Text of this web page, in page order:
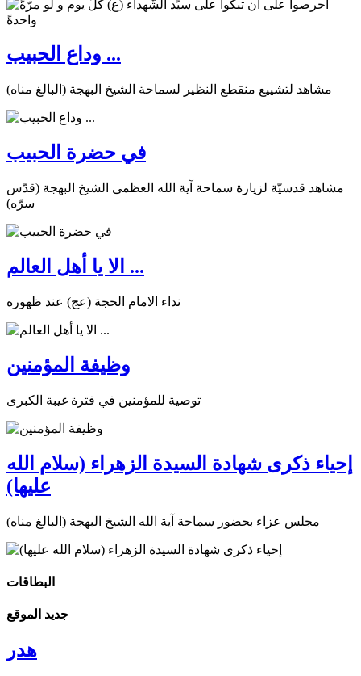
وداع الحبيب ...
مشاهد لتشييع منقطع النظير لسماحة الشيخ البهجة (البالغ مناه)
في حضرة الحبيب
مشاهد قدسيّة لزيارة سماحة آية الله العظمى الشيخ البهجة (قدّس
سرّه)
الا يا أهل العالم ...
نداء الامام الحجة (عج) عند ظهوره
وظيفة المؤمنين
توصية للمؤمنين في فترة غيبة الكبرى
إحياء ذكرى شهادة السيدة الزهراء (سلام الله
عليها)
مجلس عزاء بحضور سماحة آية الله الشيخ البهجة (البالغ مناه)
البطاقات
جديد الموقع
هدر